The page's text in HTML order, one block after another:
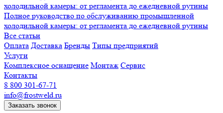
Полное руководство по обслуживанию промышленной
холодильной камеры: от регламента до ежедневной рутины
Все статьи
Оплата Доставка Бренды Типы предприятий
Услуги
Комплексное оснащение Монтаж Сервис
Контакты
8 800 301-67-71
info@frostweld.ru
Заказать звонок